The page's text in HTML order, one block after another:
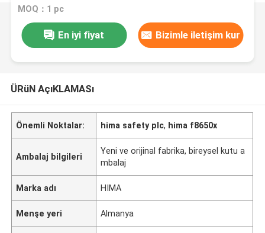
MOQ：1 pc
En iyi fiyat Bizimle iletişim kur
ÜRüN AçıKLAMASı
Önemli Noktalar: hima safety plc, hima f8650x
Ambalaj bilgileri
Yeni ve orijinal fabrika, bireysel kutu a
mbalaj
Marka adı HIMA
Menşe yeri Almanya